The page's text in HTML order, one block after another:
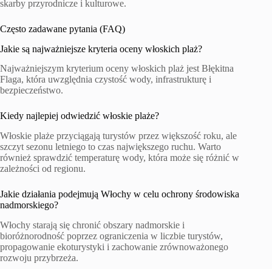
skarby przyrodnicze i kulturowe.
Często zadawane pytania (FAQ)
Jakie są najważniejsze kryteria oceny włoskich plaż?
Najważniejszym kryterium oceny włoskich plaż jest Błękitna
Flaga, która uwzględnia czystość wody, infrastrukturę i
bezpieczeństwo.
Kiedy najlepiej odwiedzić włoskie plaże?
Włoskie plaże przyciągają turystów przez większość roku, ale
szczyt sezonu letniego to czas największego ruchu. Warto
również sprawdzić temperaturę wody, która może się różnić w
zależności od regionu.
Jakie działania podejmują Włochy w celu ochrony środowiska
nadmorskiego?
Włochy starają się chronić obszary nadmorskie i
bioróżnorodność poprzez ograniczenia w liczbie turystów,
propagowanie ekoturystyki i zachowanie zrównoważonego
rozwoju przybrzeża.